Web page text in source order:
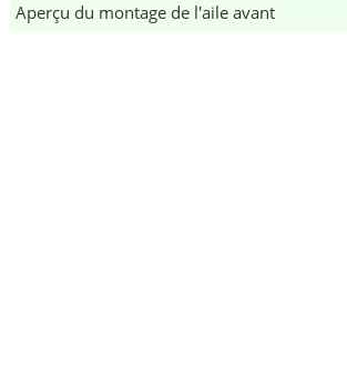
Aperçu du montage de l'aile avant